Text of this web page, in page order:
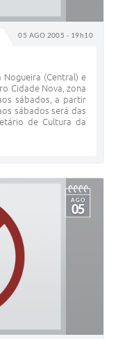
05 AGO 2005 - 19h10
(Central) e
Cidade Nova, zona
sábados, a partir
sábados será das
de Cultura da
AGO
05